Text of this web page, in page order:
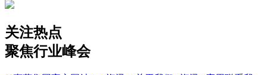
关注热点
聚焦行业峰会